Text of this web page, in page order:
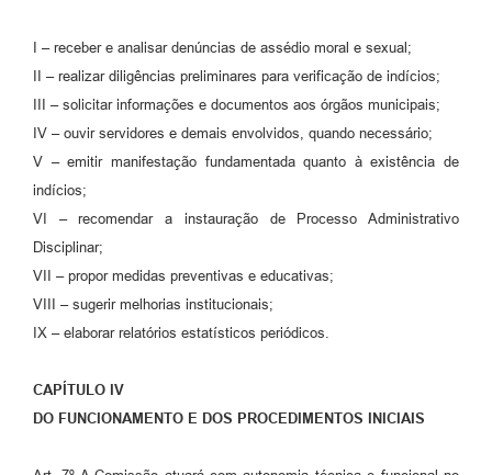
I – receber e analisar denúncias de assédio moral e sexual;
II – realizar diligências preliminares para verificação de indícios;
III – solicitar informações e documentos aos órgãos municipais;
IV – ouvir servidores e demais envolvidos, quando necessário;
V – emitir manifestação fundamentada quanto à existência de
indícios;
VI – recomendar a instauração de Processo Administrativo
Disciplinar;
VII – propor medidas preventivas e educativas;
VIII – sugerir melhorias institucionais;
IX – elaborar relatórios estatísticos periódicos.
CAPÍTULO IV
DO FUNCIONAMENTO E DOS PROCEDIMENTOS INICIAIS